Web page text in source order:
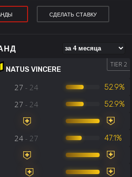
СДЕЛАТЬ СТАВКУ
NATUS VINCERE
TIER 2
27 - 24 52.9%
27 - 24 52.9%
24- 27 47.1%